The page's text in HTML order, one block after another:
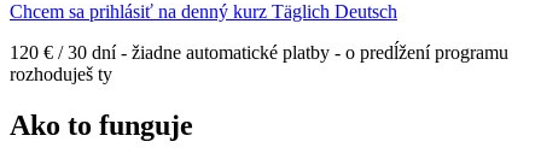
Chcem sa prihlásiť na denný kurz Täglich Deutsch
120 € / 30 dní - žiadne automatické platby - o predĺžení programu
rozhoduješ ty
Ako to funguje